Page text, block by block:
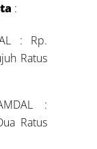
:
: Rp.
Ratus
:
Ratus